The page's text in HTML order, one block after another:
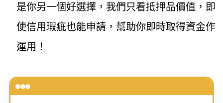
是你另一個好選擇，我們只看抵押品價值，即
使信用瑕疵也能申請，幫助你即時取得資金作
運用！